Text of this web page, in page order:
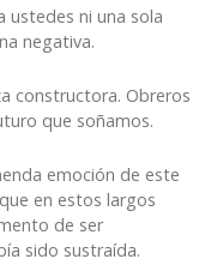
ustedes ni una sola
negativa.
constructora. Obreros
que soñamos.
emoción de este
en estos largos
de ser
sido sustraída.